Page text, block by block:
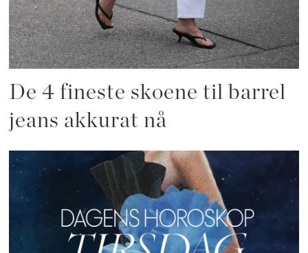
De 4 fineste skoene til barrel
jeans akkurat nå